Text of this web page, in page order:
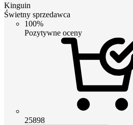
Kinguin
Świetny sprzedawca
100%
Pozytywne oceny
25898